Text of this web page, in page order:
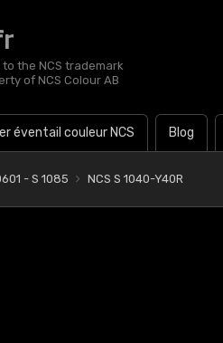
the NCS trademark
of NCS Colour AB
éventail couleur NCS Blog
- S 1085 NCS S 1040-Y40R